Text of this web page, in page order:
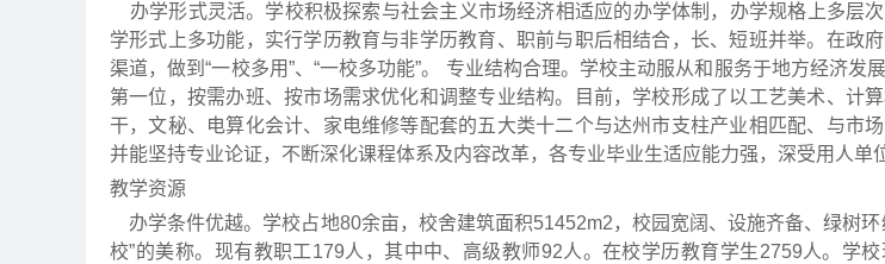
办学形式灵活。学校积极探索与社会主义市场经济相适应的办学体制，办学规格上多层
学形式上多功能，实行学历教育与非学历教育、职前与职后相结合，长、短班并举。在政
渠道，做到“一校多用”、“一校多功能”。 专业结构合理。学校主动服从和服务于地方经济发
第一位，按需办班、按市场需求优化和调整专业结构。目前，学校形成了以工艺美术、计
干，文秘、电算化会计、家电维修等配套的五大类十二个与达州市支柱产业相匹配、与市
并能坚持专业论证，不断深化课程体系及内容改革，各专业毕业生适应能力强，深受用人单
教学资源
办学条件优越。学校占地80余亩，校舍建筑面积51452m2，校园宽阔、设施齐备、绿树环
校”的美称。现有教职工179人，其中中、高级教师92人。在校学历教育学生2759人。学